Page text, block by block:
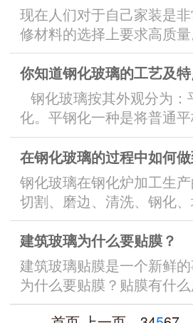
现在人们对于自己家装是
修材料的选择上要求高质
选择窗户的时候都会选···
你知道钢化玻璃的工艺及
钢化玻璃按其外观分为：
化。平钢化一种是将普通
璃在特定工艺条件···
钢化玻璃在钢化炉加工生
切割、磨边、清洗、钢化
程，如何做到均匀通透?需要
建筑玻璃为什么要贴膜？
建筑玻璃贴膜是一个新鲜
为什么要贴膜？贴膜有什
璃贴膜和汽车贴膜其实是同